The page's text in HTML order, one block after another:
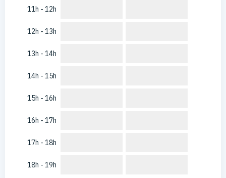
11h - 12h
12h - 13h
13h - 14h
14h - 15h
15h - 16h
16h - 17h
17h - 18h
18h - 19h